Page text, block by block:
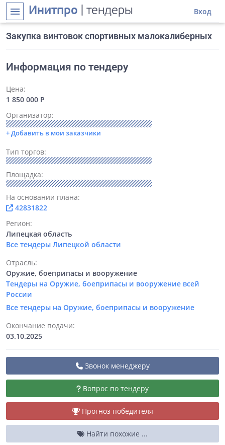
menu Инитпро | тендеры Вход
Закупка винтовок спортивных малокалиберных
Информация по тендеру
Цена:
1 850 000 Р
Организатор:
+ Добавить в мои заказчики
Тип торгов:
Площадка:
На основании плана:
42831822
Регион:
Липецкая область
Все тендеры Липецкой области
Отрасль:
Оружие, боеприпасы и вооружение
Тендеры на Оружие, боеприпасы и вооружение всей
России
Все тендеры на Оружие, боеприпасы и вооружение
Окончание подачи:
03.10.2025
Звонок менеджеру
Вопрос по тендеру
Прогноз победителя
Найти похожие ...